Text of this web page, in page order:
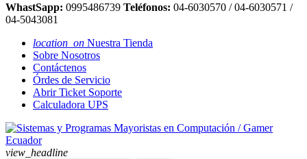
WhastSapp: 0995486739 Teléfonos: 04-6030570 / 04-6030571 /
04-5043081
location_on Nuestra Tienda
Sobre Nosotros
Contáctenos
Órdes de Servicio
Abrir Ticket Soporte
Calculadora UPS
view_headline